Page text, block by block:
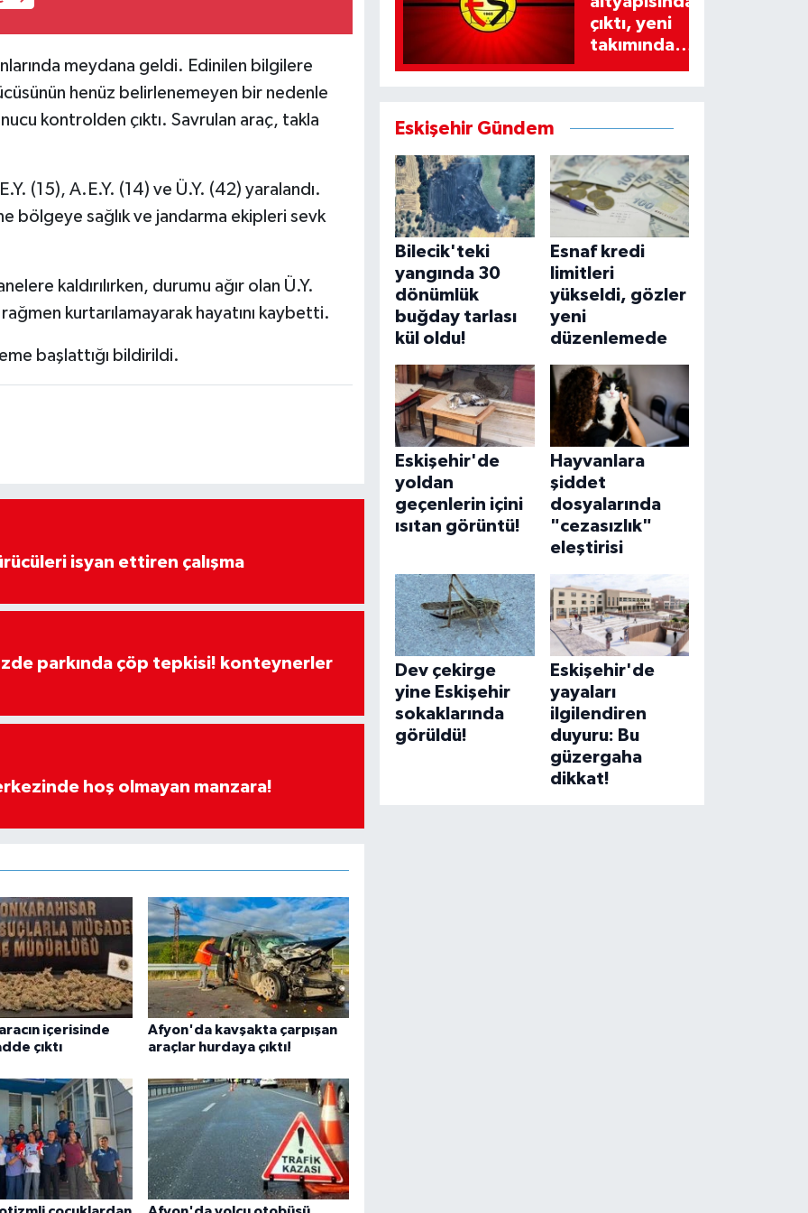
meydana geldi. Edinilen bilgilere
henüz belirlenemeyen bir nedenle
kontrolden çıktı. Savrulan araç, takla
(15), A.E.Y. (14) ve Ü.Y. (42) yaralandı.
bölgeye sağlık ve jandarma ekipleri sevk
kaldırılırken, durumu ağır olan Ü.Y.
kurtarılamayarak hayatını kaybetti.
başlattığı bildirildi.
isyan ettiren çalışma
parkında çöp tepkisi! konteynerler
hoş olmayan manzara!
içerisinde
çıktı
Afyon'da kavşakta çarpışan
araçlar hurdaya çıktı!
çıktı, yeni
takımında
Eskişehir Gündem
Bilecik'teki
yangında 30
dönümlük
buğday tarlası
kül oldu!
Esnaf kredi
limitleri
yükseldi, gözler
yeni
düzenlemede
Eskişehir'de
yoldan
geçenlerin içini
ısıtan görüntü!
Hayvanlara
şiddet
dosyalarında
"cezasızlık"
eleştirisi
Dev çekirge
yine Eskişehir
sokaklarında
görüldü!
Eskişehir'de
yayaları
ilgilendiren
duyuru: Bu
güzergaha
dikkat!